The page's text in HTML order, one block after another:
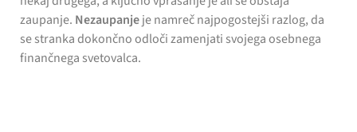
zaupanje. Nezaupanjeje namreč najpogostejši razlog, da
se stranka dokončno odloči zamenjati svojega osebnega
finančnega svetovalca.